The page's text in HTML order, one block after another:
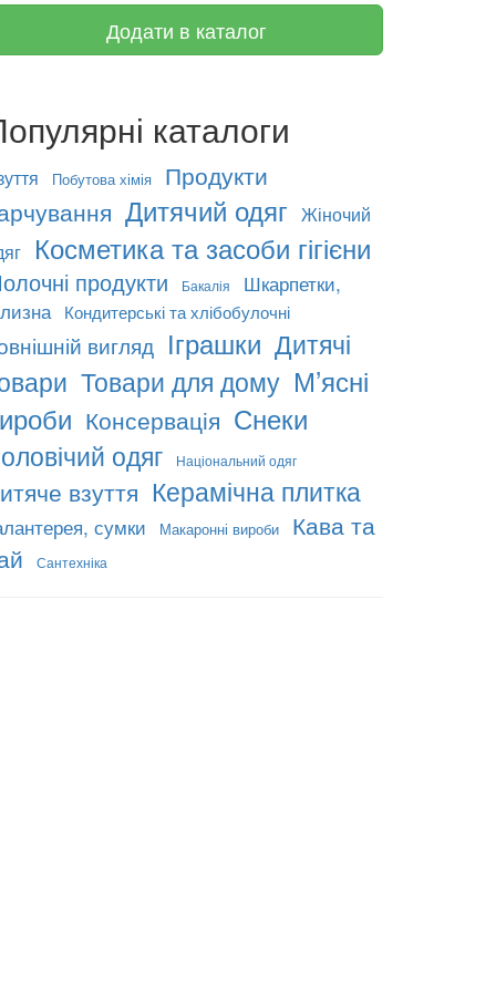
Додати в каталог
каталоги
Побутова хімія
Продукти
Дитячий одяг Жіночий
Косметика та засоби гігієни
продукти Бакалія
Шкарпетки,
Кондитерські та хлібобулочні
вигляд Іграшки Дитячі
Товари для дому М’ясні
Консервація Снеки
одяг Національний одяг
взуття Керамічна плитка
сумки Макаронні вироби
Кава та
Сантехніка